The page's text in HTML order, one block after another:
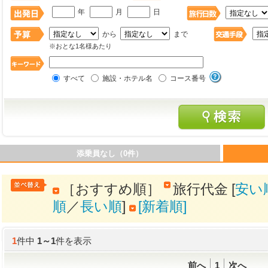
年 月 日
から まで
※おとな1名様あたり
すべて 施設・ホテル名 コース番号
添乗員なし（0件）
［おすすめ順］ 旅行代金 [安い
順／長い順] [新着順]
1件中1～1件を表示
前へ 1 次へ